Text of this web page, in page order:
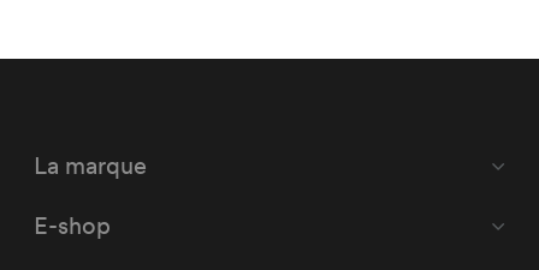
La marque
E-shop